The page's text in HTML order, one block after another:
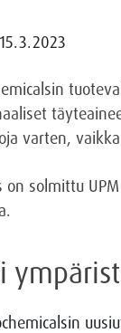
15.3.2023
varten,
on solmittu